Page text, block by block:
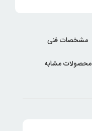
مشخصات فنی
محصولات مشابه